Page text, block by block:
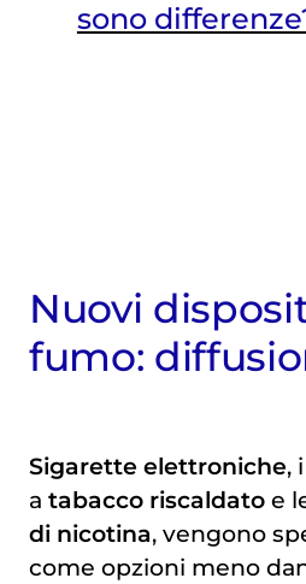
sono
Nuovi
fumo:
Sigarette elettroniche,
a tabacco riscaldatoe
di nicotina, vengono
come opzioni meno